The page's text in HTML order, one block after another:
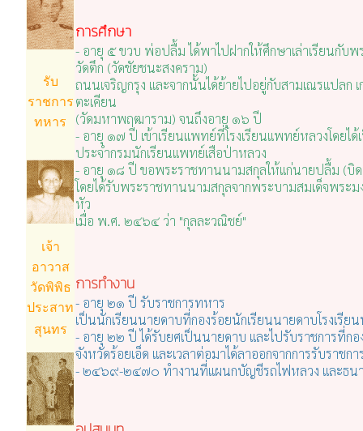
รับ
ราชการ
ทหาร
เจ้า
อาวาส
วัดพิพิธ
ประสาท
สุนทร
การศึกษา
- อายุ ๕ ขวบ พ่อปลื้ม ได้พาไปฝากให้ศึกษาเล่าเรียนกับพ
วัดตึก (วัดชัยชนะสงคราม)
ถนนเจริญกรุง และจากนั้นได้ย้ายไปอยู่กับสามเณรแปลก
ตะเคียน
(วัดมหาพฤฒาราม) จนถึงอายุ ๑๖ ปี
- อายุ ๑๗ ปี เข้าเรียนแพทย์ที่โรงเรียนแพทย์หลวงโดยไ
ประจำกรมนักเรียนแพทย์เสือป่าหลวง
- อายุ ๑๘ ปี ขอพระราชทานนามสกุลให้แก่นายปลื้ม (บิ
โดยได้รับพระราชทานนามสกุลจากพระบามสมเด็จพระมง
หัว
เมื่อ พ.ศ. ๒๔๖๔ ว่า "กุลละวณิชย์"
การทำงาน
- อายุ ๒๑ ปี รับราชการทหาร
เป็นนักเรียนนายดาบที่กองร้อยนักเรียนนายดาบโรงเรีย
- อายุ ๒๒ ปี ได้รับยศเป็นนายดาบ และไปรับราชการที่
จังหวัดร้อยเอ็ด และเวลาต่อมาได้ลาออกจากการรับราชก
- ๒๔๖๙-๒๔๗๐ ทำงานที่แผนกบัญชีรถไฟหลวง และธนา